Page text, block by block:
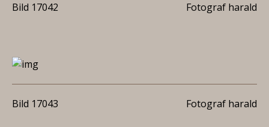
Bild 17042 Fotograf harald
Bild 17043 Fotograf harald